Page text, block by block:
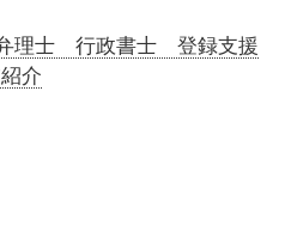
理士 行政書士 登録支援
介